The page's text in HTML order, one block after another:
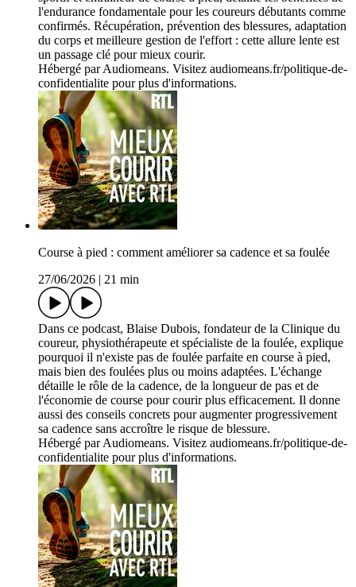
l'endurance fondamentale pour les coureurs débutants comme
confirmés. Récupération, prévention des blessures, adaptation
du corps et meilleure gestion de l'effort : cette allure lente est
un passage clé pour mieux courir.
Hébergé par Audiomeans. Visitez audiomeans.fr/politique-de-
confidentialite pour plus d'informations.
Course à pied : comment améliorer sa cadence et sa foulée
27/06/2026
21 min
Dans ce podcast, Blaise Dubois, fondateur de la Clinique du
coureur, physiothérapeute et spécialiste de la foulée, explique
pourquoi il n'existe pas de foulée parfaite en course à pied,
mais bien des foulées plus ou moins adaptées. L'échange
détaille le rôle de la cadence, de la longueur de pas et de
l'économie de course pour courir plus efficacement. Il donne
aussi des conseils concrets pour augmenter progressivement
sa cadence sans accroître le risque de blessure.
Hébergé par Audiomeans. Visitez audiomeans.fr/politique-de-
confidentialite pour plus d'informations.